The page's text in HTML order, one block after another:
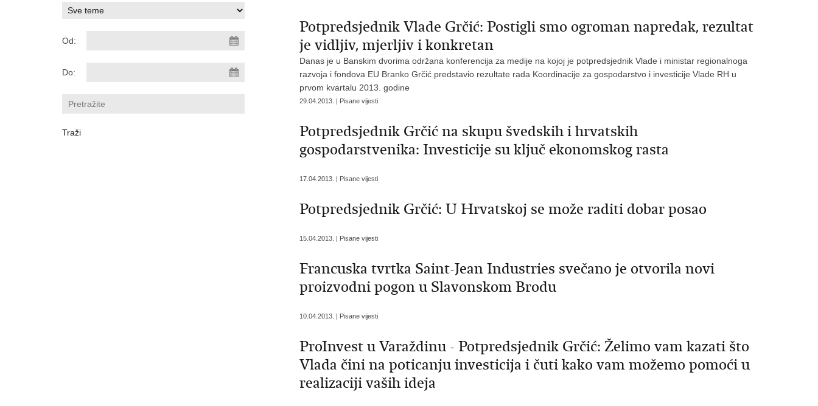
Od:
Do:
Potpredsjednik Vlade Grčić: Postigli smo ogroman napredak, rezultat
je vidljiv, mjerljiv i konkretan
Danas je u Banskim dvorima održana konferencija za medije na kojoj je potpredsjednik Vlade i ministar regionalnoga
razvoja i fondova EU Branko Grčić predstavio rezultate rada Koordinacije za gospodarstvo i investicije Vlade RH u
prvom kvartalu 2013. godine
29.04.2013. | Pisane vijesti
Potpredsjednik Grčić na skupu švedskih i hrvatskih
gospodarstvenika: Investicije su ključ ekonomskog rasta
17.04.2013. | Pisane vijesti
Potpredsjednik Grčić: U Hrvatskoj se može raditi dobar posao
15.04.2013. | Pisane vijesti
Francuska tvrtka Saint-Jean Industries svečano je otvorila novi
proizvodni pogon u Slavonskom Brodu
10.04.2013. | Pisane vijesti
ProInvest u Varaždinu - Potpredsjednik Grčić: Želimo vam kazati što
Vlada čini na poticanju investicija i čuti kako vam možemo pomoći u
realizaciji vaših ideja